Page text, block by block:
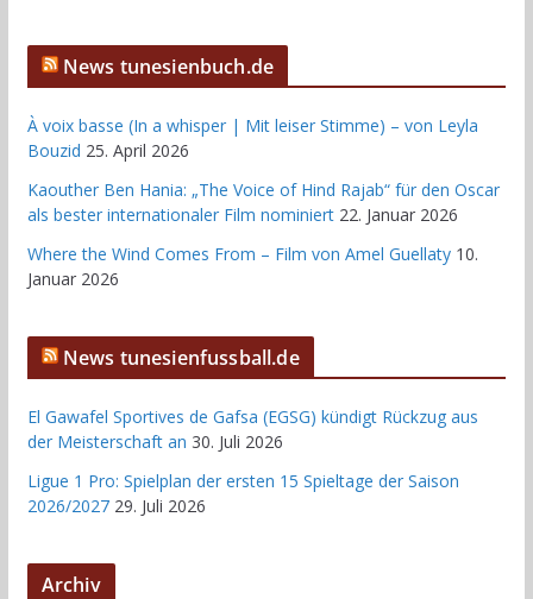
News tunesienbuch.de
À voix basse (In a whisper | Mit leiser Stimme) – von Leyla
Bouzid 25. April 2026
Kaouther Ben Hania: „The Voice of Hind Rajab“ für den Oscar
als bester internationaler Film nominiert 22. Januar 2026
Where the Wind Comes From – Film von Amel Guellaty 10.
Januar 2026
News tunesienfussball.de
El Gawafel Sportives de Gafsa (EGSG) kündigt Rückzug aus
der Meisterschaft an 30. Juli 2026
Ligue 1 Pro: Spielplan der ersten 15 Spieltage der Saison
2026/2027 29. Juli 2026
Archiv